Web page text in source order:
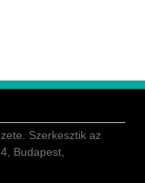
Szerkesztik az
Budapest,